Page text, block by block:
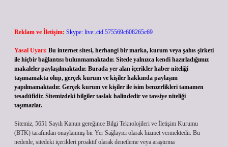
Reklam ve İletişim: Skype: live:.cid.575569c608265c69
Yasal Uyarı: Bu internet sitesi, herhangi bir marka, kurum veya şahıs şirketi
ile hiçbir bağlantısı bulunmamaktadır. Sitede yalnızca kendi hazırladığımız
makaleler paylaşılmaktadır. Burada yer alan içerikler haber niteliği
taşımamakta olup, gerçek kurum ve kişiler hakkında paylaşım
yapılmamaktadır. Gerçek kurum ve kişiler ile isim benzerlikleri tamamen
tesadüfidir. Sitemizdeki bilgiler taslak halindedir ve tavsiye niteliği
taşımazlar.
Sitemiz, 5651 Sayılı Kanun gereğince Bilgi Teknolojileri ve İletişim Kurumu
(BTK) tarafından onaylanmış bir Yer Sağlayıcı olarak hizmet vermektedir. Bu
nedenle, sitedeki içerikleri proaktif olarak denetleme veya araştırma